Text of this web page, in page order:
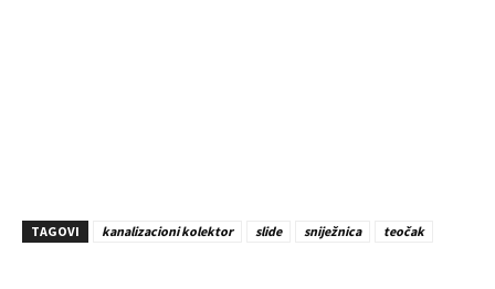
TAGOVI kanalizacioni kolektor slide sniježnica teočak